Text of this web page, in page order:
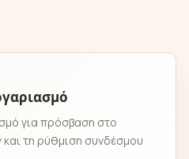
για πρόσβαση στο
τη ρύθμιση συνδέσμου